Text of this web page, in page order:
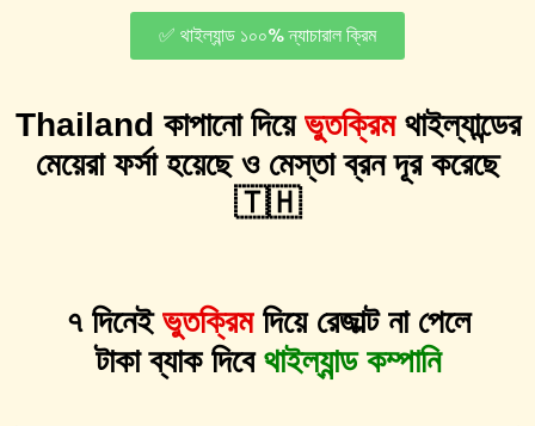
✅ থাইল্যান্ড ১০০% ন্যাচারাল ক্রিম
Thailand কাপানো দিয়েভুতক্রিম থাইল্যান্ডের
মেয়েরা ফর্সা হয়েছে ও মেস্তা ব্রন দূর করেছে
🇹🇭
৭ দিনেইভুতক্রিম দিয়ে রেজাল্ট না পেলে
টাকা ব্যাক দিবেথাইল্যান্ড কম্পানি